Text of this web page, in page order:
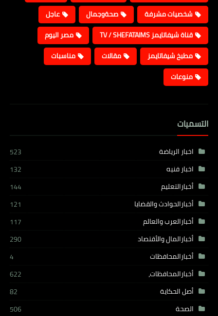
شخصيات مشرفة
صحةوجمال
عاجل
قناة شيفاتايمز TV / SHEFATAIMS
مصر اليوم
مطبخ شيفاتايمز
مقالات
مناسبات
منوعات
التسميات
اخبار الرياضة
523
اخبار فنيه
132
أخبارالتعليم
144
أخبارالحوادث والقضايا
121
أخبارالعرب والعالم
117
أخبارالمال والأقتصاد
290
أخبارالمحافظات
4
أخبارالمحافظات،
622
أصل الحكاية
82
الصحة
506